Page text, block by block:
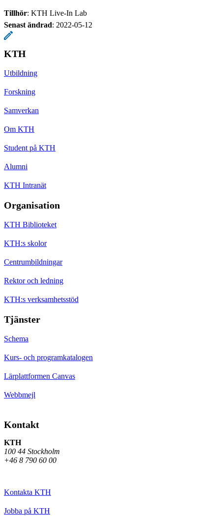
Tillhör: KTH Live-In Lab
Senast ändrad: 2022-05-12
KTH
Utbildning
Forskning
Samverkan
Om KTH
Student på KTH
Alumni
KTH Intranät
Organisation
KTH Biblioteket
KTH:s skolor
Centrumbildningar
Rektor och ledning
KTH:s verksamhetsstöd
Tjänster
Schema
Kurs- och programkatalogen
Lärplattformen Canvas
Webbmejl
Kontakt
KTH
100 44 Stockholm
+46 8 790 60 00
Kontakta KTH
Jobba på KTH